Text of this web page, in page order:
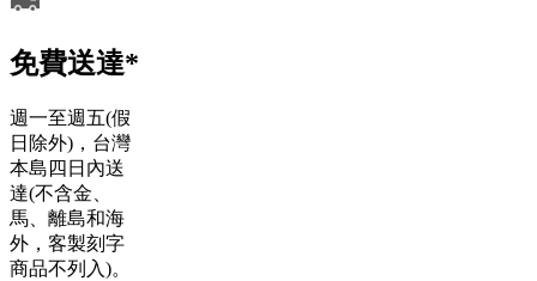
免費送達*
週一至週五(假
日除外)，台灣
本島四日內送
達(不含金、
馬、離島和海
外，客製刻字
商品不列入)。